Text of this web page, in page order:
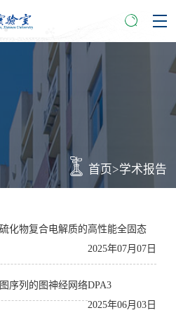
首页>学术报告
化物复合电解质的高性能全固态
2025年07月07日
序列的图神经网络DPA3
2025年06月03日